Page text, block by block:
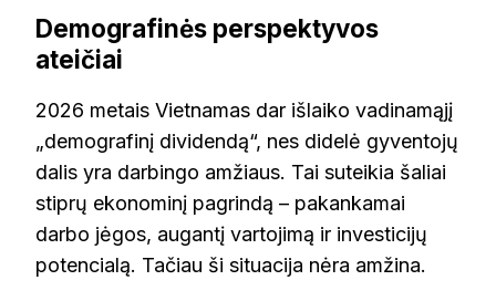
Demografinės perspektyvos
ateičiai
2026 metais Vietnamas dar išlaiko vadinamąjį
„demografinį dividendą“, nes didelė gyventojų
dalis yra darbingo amžiaus. Tai suteikia šaliai
stiprų ekonominį pagrindą – pakankamai
darbo jėgos, augantį vartojimą ir investicijų
potencialą. Tačiau ši situacija nėra amžina.